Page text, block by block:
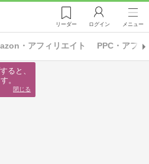
リーダー ログイン メニュー
・アフィリエイト PPC・アフ
ると、
。
閉じる